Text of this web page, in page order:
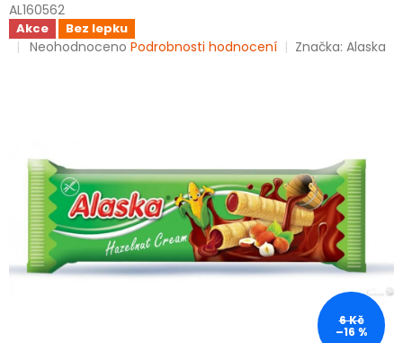
AL160562
Akce Bez lepku
Průměrné
hvězdiček.
Neohodnoceno Podrobnosti hodnocení Značka: Alaska
6 Kč
–16 %